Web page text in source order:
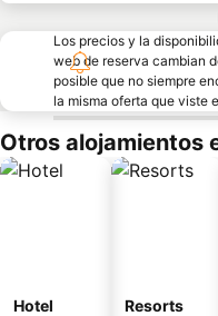
Los precios y la
web de reserva cambian
posible que no siempre
la misma oferta que viste
Otros alojamientos
Hotel Resorts